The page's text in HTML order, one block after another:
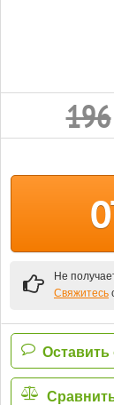
196
Не
Свяжитесь
Оставить